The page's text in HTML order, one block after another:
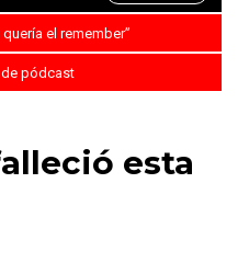
el remember”
de pódcast
esta